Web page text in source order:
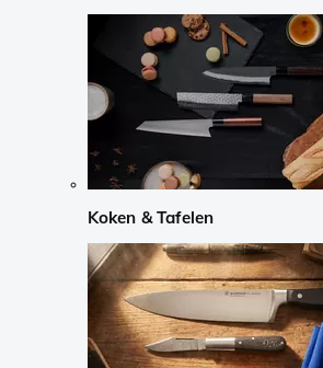
Koken & Tafelen